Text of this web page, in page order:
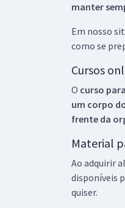
manter
Em nosso
como se
Cursos
O curso
um corpo
frente da
Material
Ao adquirir
disponíveis
quiser.